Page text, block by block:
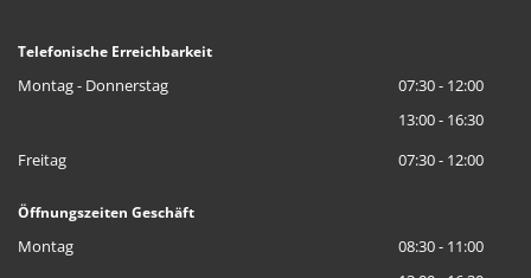
Telefonische Erreichbarkeit
Montag - Donnerstag
07:30 - 12:00
13:00 - 16:30
Freitag
07:30 - 12:00
Öffnungszeiten Geschäft
Montag
08:30 - 11:00